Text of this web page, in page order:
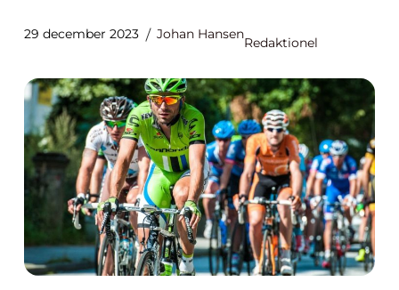
29 december 2023 Johan Hansen
Redaktionel